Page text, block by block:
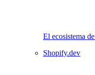
El ecosistema
Shopify.dev